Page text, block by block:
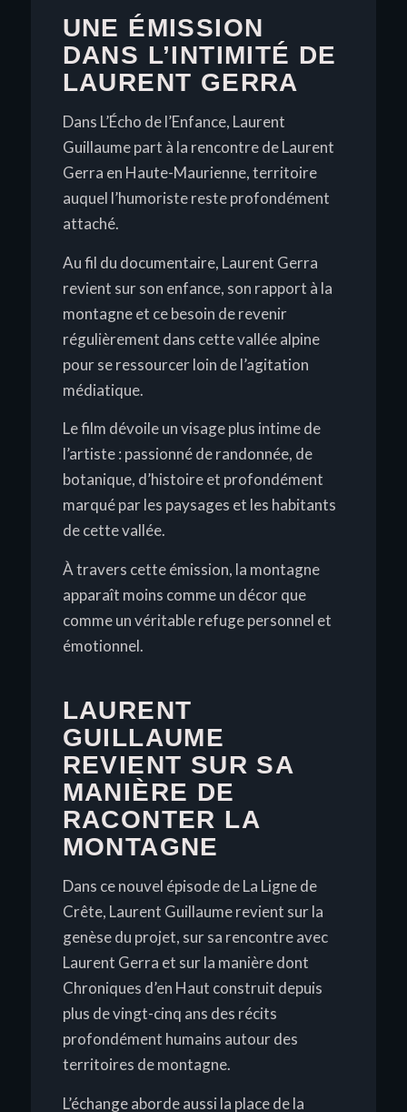
UNE ÉMISSION
DANS L’INTIMITÉ DE
LAURENT GERRA
Dans L’Écho de l’Enfance, Laurent
Guillaume part à la rencontre de Laurent
Gerra en Haute-Maurienne, territoire
auquel l’humoriste reste profondément
attaché.
Au fil du documentaire, Laurent Gerra
revient sur son enfance, son rapport à la
montagne et ce besoin de revenir
régulièrement dans cette vallée alpine
pour se ressourcer loin de l’agitation
médiatique.
Le film dévoile un visage plus intime de
l’artiste : passionné de randonnée, de
botanique, d’histoire et profondément
marqué par les paysages et les habitants
de cette vallée.
À travers cette émission, la montagne
apparaît moins comme un décor que
comme un véritable refuge personnel et
émotionnel.
LAURENT
GUILLAUME
REVIENT SUR SA
MANIÈRE DE
RACONTER LA
MONTAGNE
Dans ce nouvel épisode deLa Ligne de
Crête, Laurent Guillaume revient sur la
genèse du projet, sur sa rencontre avec
Laurent Gerra et sur la manière dont
Chroniques d’en Haut construit depuis
plus de vingt-cinq ans des récits
profondément humains autour des
territoires de montagne.
L’échange aborde aussi la place de la